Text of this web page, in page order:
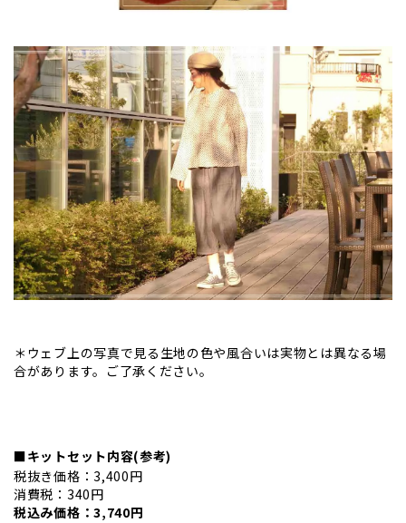
＊ウェブ上の写真で見る生地の色や風合いは実物とは異なる場
合があります。ご了承ください。
■キットセット内容(参考)
税抜き価格：3,400円
消費税：340円
税込み価格：3,740円